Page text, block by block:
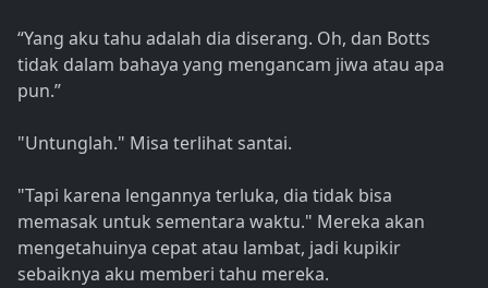
“Yang aku tahu adalah dia diserang. Oh, dan Botts
tidak dalam bahaya yang mengancam jiwa atau apa
pun.”
"Untunglah." Misa terlihat santai.
"Tapi karena lengannya terluka, dia tidak bisa
memasak untuk sementara waktu." Mereka akan
mengetahuinya cepat atau lambat, jadi kupikir
sebaiknya aku memberi tahu mereka.